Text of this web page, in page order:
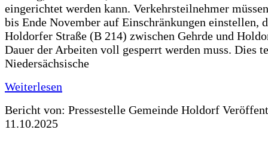
eingerichtet werden kann. Verkehrsteilnehmer
bis Ende November auf Einschränkungen einstellen,
Holdorfer Straße (B 214) zwischen Gehrde und
Dauer der Arbeiten voll gesperrt werden muss. Dies
Niedersächsische
Weiterlesen
Bericht von: Pressestelle Gemeinde Holdorf
11.10.2025